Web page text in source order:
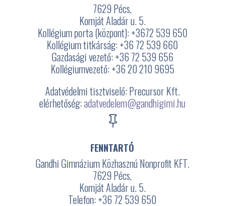
7629 Pécs,
Komját Aladár u. 5.
Kollégium porta (központ): +3672 539 650
Kollégium titkárság: +36 72 539 660
Gazdasági vezető: +36 72 539 656
Kollégiumvezető: +36 20 210 9695
Adatvédelmi tisztviselő: Precursor Kft.
elérhetőség:adatvedelem@gandhigimi.hu

FENNTARTÓ
Gandhi Gimnázium Közhasznú Nonprofit KFT.
7629 Pécs,
Komját Aladár u. 5.
Telefon: +36 72 539 650